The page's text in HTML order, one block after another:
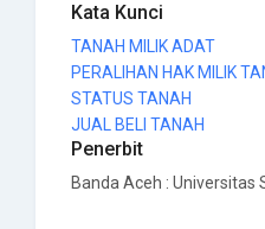
Kata Kunci
TANAH MILIK ADAT
PERALIHAN HAK MILIK
STATUS TANAH
JUAL BELI TANAH
Penerbit
Banda Aceh : Universitas